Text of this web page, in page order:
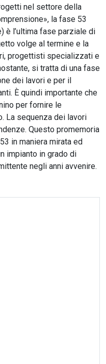
nel settore della
la fase 53
è l’ultima fase parziale di
volge al termine e la
progettisti specializzati e
si tratta di una fase
dei lavori e per il
È quindi importante che
per fornire le
La sequenza dei lavori
Questo promemoria
in maniera mirata ed
impianto in grado di
negli anni avvenire.